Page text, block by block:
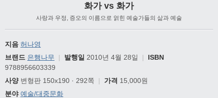
화가 vs 화가
사랑과 우정, 증오의 이름으로 얽힌 예술가들의 삶과 예술
지음 허나영
브랜드 은행나무 | 발행일 2010년 4월 28일 |
ISBN
9788956603339
사양변형판 150x190 · 292쪽 | 가격 15,000원
분야 예술/대중문화